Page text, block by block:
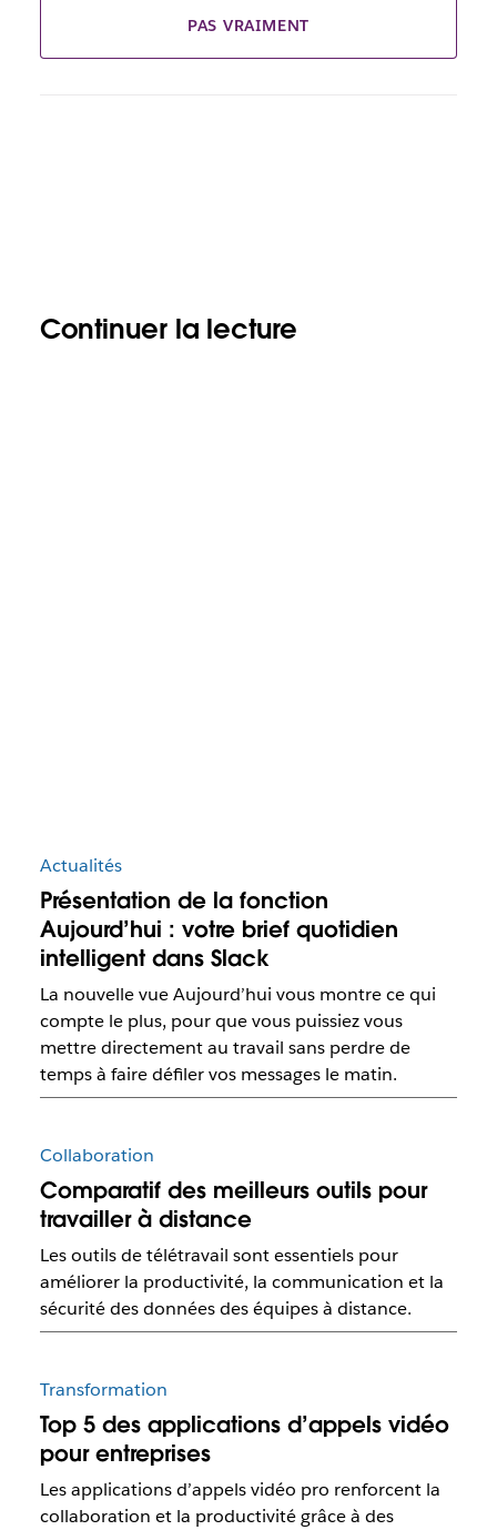
PAS VRAIMENT
Continuer la lecture
Actualités
Présentation de la fonction
Aujourd’hui : votre brief quotidien
intelligent dans Slack
La nouvelle vue Aujourd’hui vous montre ce qui
compte le plus, pour que vous puissiez vous
mettre directement au travail sans perdre de
temps à faire défiler vos messages le matin.
Collaboration
Comparatif des meilleurs outils pour
travailler à distance
Les outils de télétravail sont essentiels pour
améliorer la productivité, la communication et la
sécurité des données des équipes à distance.
Transformation
Top 5 des applications d’appels vidéo
pour entreprises
Les applications d’appels vidéo pro renforcent la
collaboration et la productivité grâce à des